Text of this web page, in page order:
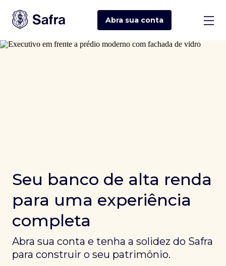
Abra sua conta
Seu banco de alta renda
para uma experiência
completa
Abra sua conta e tenha a solidez do Safra
para construir o seu patrimônio.